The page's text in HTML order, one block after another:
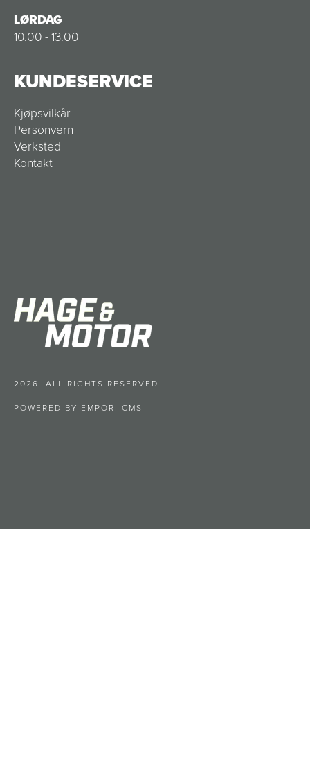
LØRDAG
10.00 - 13.00
KUNDESERVICE
Kjøpsvilkår
Personvern
Verksted
Kontakt
2026. ALL RIGHTS RESERVED.
POWERED BY EMPORI CMS